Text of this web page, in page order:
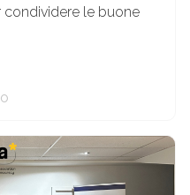
le buone